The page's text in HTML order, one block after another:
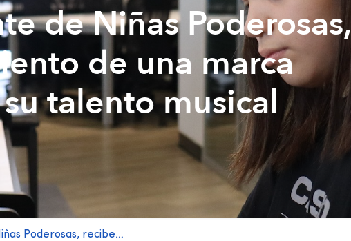
de Niñas Poderosas,
de una marca
talento musical
Poderosas, recibe…